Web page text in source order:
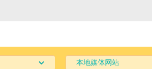
本地媒体网站